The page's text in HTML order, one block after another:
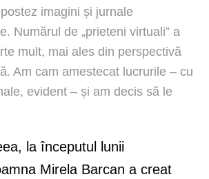
imagini și jurnale
Numărul de „prieteni virtuali” a
mult, mai ales din perspectivă
Am cam amestecat lucrurile – cu
evident – și am decis să le
la începutul lunii
Mirela Barcan a creat